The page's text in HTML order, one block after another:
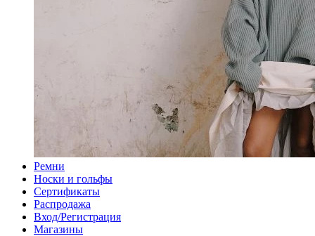
Ремни
Носки и гольфы
Сертификаты
Распродажа
Вход/Регистрация
Магазины